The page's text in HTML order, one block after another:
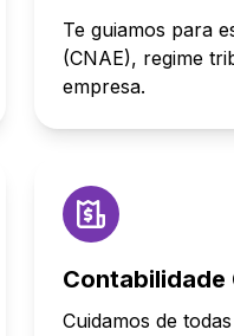
Te guiamos para
(CNAE), regime
empresa.
Contabilidade
Cuidamos de